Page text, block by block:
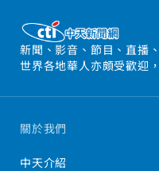
新聞、影音、節目、直播
世界各地華人亦頗受歡迎
關於我們
中天介紹